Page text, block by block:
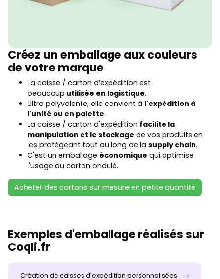
Créez un emballage aux couleurs
de votre marque
La caisse / carton d’expédition est
beaucoup utilisée en logistique.
Ultra polyvalente, elle convient à l'expédition à
l'unité ou en palette.
La caisse / carton d'expédition facilite la
manipulation et le stockage de vos produits en
les protègeant tout au long de la supply chain.
C'est un emballage économique qui optimise
l'usage du carton ondulé.
Acheter des cartons sur mesure en petite quantité
Exemples d'emballage réalisés sur
Coqli.fr
Création de caisses d'expédition personnalisées